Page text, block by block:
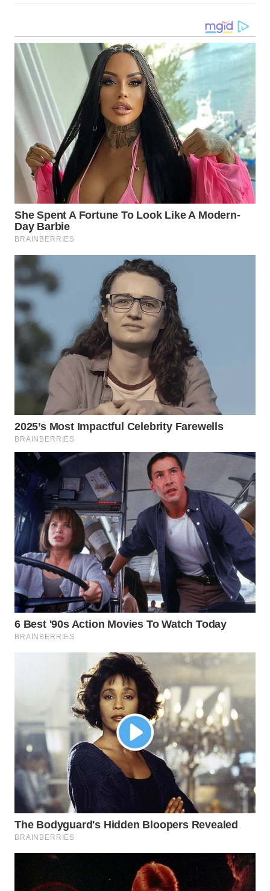
DAIRI
WN
DANAU
TOBA
WN
NIAS
WN
LANGKAT
WN
TAPANULI
SELATAN
WN
TANJUNG
LESUNG
WN
KARO
SIMALUNGUN
WN
LABUHANBATU
WN
TENGAH
WN DELI
SERDANG
WN
TEBING
TINGGI
WN
PAKPAK
WN
WN
BOGOR
WN
DEPOK
WN
TAPANULI
UTARA
SAMOSIR